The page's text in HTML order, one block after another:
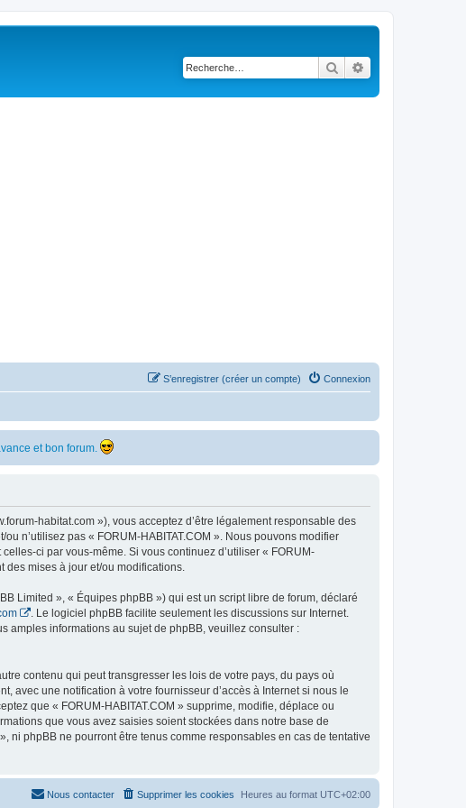
Rechercher
Connexion
S’enregistrer (créer un compte)
et bon forum.
habitat.com »), vous acceptez d’être légalement responsable des
n’utilisez pas « FORUM-HABITAT.COM ». Nous pouvons modifier
ci par vous-même. Si vous continuez d’utiliser « FORUM-
des mises à jour et/ou modifications.
Limited », « Équipes phpBB ») qui est un script libre de forum, déclaré
. Le logiciel phpBB facilite seulement les discussions sur Internet.
amples informations au sujet de phpBB, veuillez consulter :
contenu qui peut transgresser les lois de votre pays, du pays où
avec une notification à votre fournisseur d’accès à Internet si nous le
que « FORUM-HABITAT.COM » supprime, modifie, déplace ou
que vous avez saisies soient stockées dans notre base de
ni phpBB ne pourront être tenus comme responsables en cas de tentative
Heures au format UTC+02:00
Supprimer les cookies
Nous contacter